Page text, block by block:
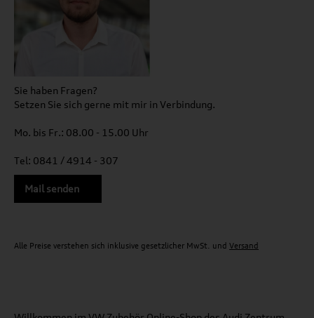
Sie haben Fragen?
Setzen Sie sich gerne mit mir in Verbindung.
Mo. bis Fr.: 08.00 - 15.00 Uhr
Tel: 0841 / 4914 - 307
Mail senden
Alle Preise verstehen sich inklusive gesetzlicher MwSt. und Versand